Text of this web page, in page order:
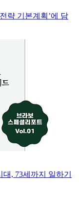
략 기본계획’에 담
, 73세까지 일하기